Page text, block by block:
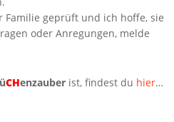
Familie geprüft und ich hoffe, sie
oder Anregungen, melde
CHenzauber ist, findest du hier…